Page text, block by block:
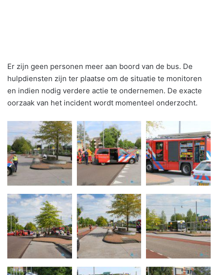
Er zijn geen personen meer aan boord van de bus. De
hulpdiensten zijn ter plaatse om de situatie te monitoren
en indien nodig verdere actie te ondernemen. De exacte
oorzaak van het incident wordt momenteel onderzocht.